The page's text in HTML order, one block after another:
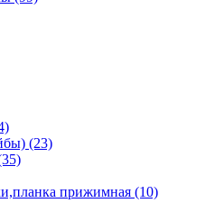
(23)
прижимная (10)